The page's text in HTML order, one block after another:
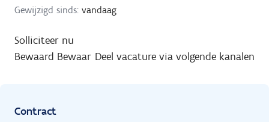
Gewijzigd sinds: vandaag
Solliciteer nu
Bewaard Bewaar Deel vacature via volgende kanalen
Contract